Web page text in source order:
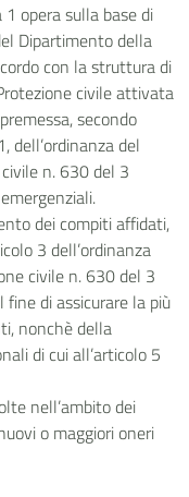
opera sulla base di
Dipartimento della
con la struttura di
civile attivata
secondo
dell’ordinanza del
n. 630 del 3
dei compiti affidati,
3 dell’ordinanza
civile n. 630 del 3
di assicurare la più
nonchè della
di cui all’articolo 5
nell’ambito dei
o maggiori oneri